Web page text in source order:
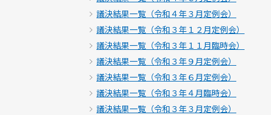
議決結果一覧（令和４年３月定例会）
議決結果一覧（令和３年１２月定例会）
議決結果一覧（令和３年１１月臨時会）
議決結果一覧（令和３年９月定例会）
議決結果一覧（令和３年６月定例会）
議決結果一覧（令和３年４月臨時会）
議決結果一覧（令和３年３月定例会）